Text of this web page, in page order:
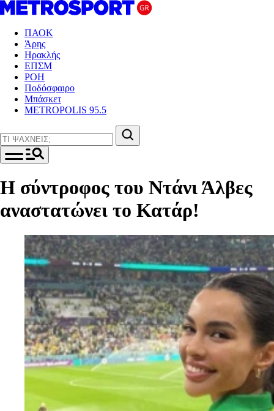
ΠΑΟΚ
Άρης
Ηρακλής
ΕΠΣΜ
ΡΟΗ
Ποδόσφαιρο
Μπάσκετ
METROPOLIS 95.5
Η σύντροφος του Ντάνι Άλβες
αναστατώνει το Κατάρ!